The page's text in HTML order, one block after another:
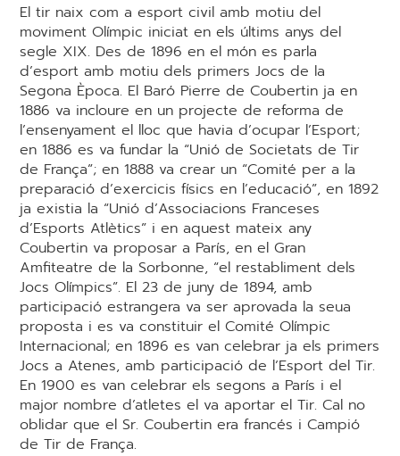
El tir naix com a esport civil amb motiu del
moviment Olímpic iniciat en els últims anys del
segle XIX. Des de 1896 en el món es parla
d’esport amb motiu dels primers Jocs de la
Segona Època. El Baró Pierre de Coubertin ja en
1886 va incloure en un projecte de reforma de
l’ensenyament el lloc que havia d’ocupar l’Esport;
en 1886 es va fundar la “Unió de Societats de Tir
de França”; en 1888 va crear un “Comité per a la
preparació d’exercicis físics en l’educació”, en 1892
ja existia la “Unió d’Associacions Franceses
d’Esports Atlètics” i en aquest mateix any
Coubertin va proposar a París, en el Gran
Amfiteatre de la Sorbonne, “el restabliment dels
Jocs Olímpics”. El 23 de juny de 1894, amb
participació estrangera va ser aprovada la seua
proposta i es va constituir el Comité Olímpic
Internacional; en 1896 es van celebrar ja els primers
Jocs a Atenes, amb participació de l’Esport del Tir.
En 1900 es van celebrar els segons a París i el
major nombre d’atletes el va aportar el Tir. Cal no
oblidar que el Sr. Coubertin era francés i Campió
de Tir de França.